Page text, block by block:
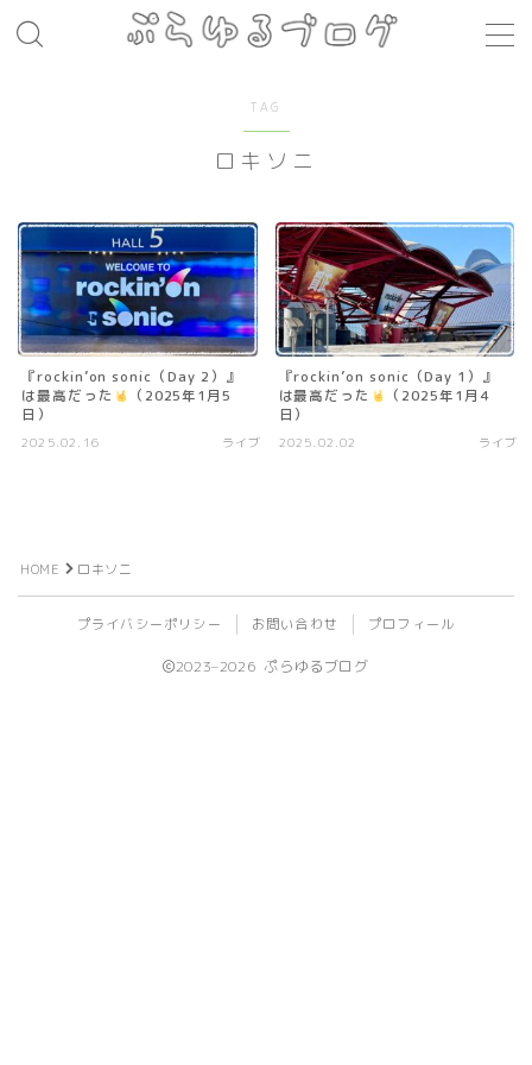
パスタ
煮込み料理
コト・モノ
音楽
お店
ビール
TAG
ロキソニ
『rockin’on sonic（Day 2）』
は最高だった
（2025年1月5
日）
2025.02.16 ライブ
『rockin’on sonic（Day 1）』
は最高だった
（2025年1月4
日）
2025.02.02 ライブ
HOME ロキソニ
プライバシーポリシー お問い合わせ プロフィール
2023–2026 ぷらゆるブログ